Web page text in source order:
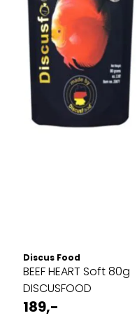
Discus Food
BEEF HEART Soft 80g
DISCUSFOOD
189,-